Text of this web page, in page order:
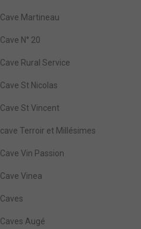
Cave Martineau
Cave N° 20
Cave Rural Service
Cave St Nicolas
Cave St Vincent
cave Terroir et Millésimes
Cave Vin Passion
Cave Vinea
Caves
Caves Augé